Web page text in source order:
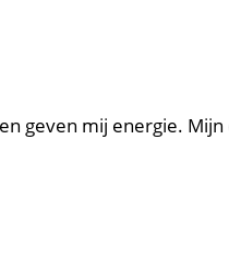
geven mij energie.